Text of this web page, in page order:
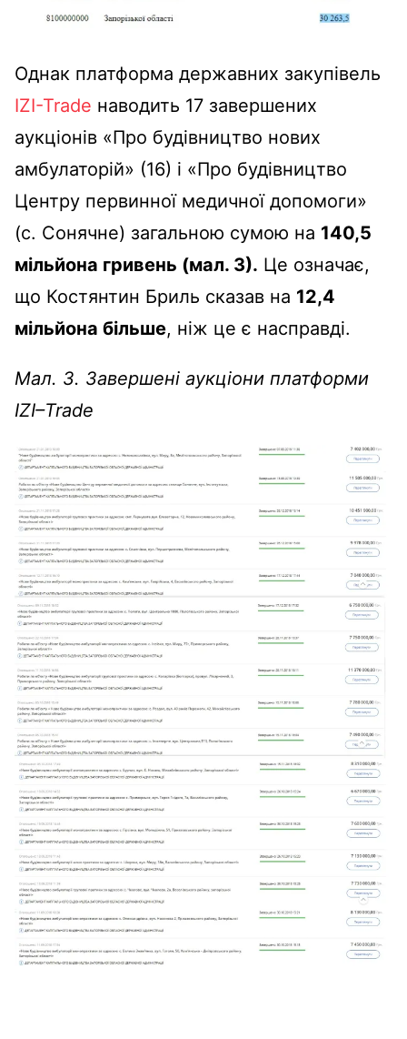
Однак платформа державних закупівель
IZI-Trade наводить 17 завершених
аукціонів «Про будівництво нових
амбулаторій» (16) і «Про будівництво
Центру первинної медичної допомоги»
(с. Сонячне) загальною сумою на 140,5
мільйона гривень (мал. 3). Це означає,
що Костянтин Бриль сказав на 12,4
мільйона більше, ніж це є насправді.
Мал. 3. Завершені аукціони платформи
IZI–Trade